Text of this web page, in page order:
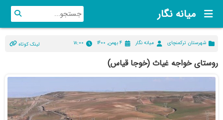
میانه نگار
شهرستان ترکمنچای میانه نگار ۴ بهمن, ۱۴۰۰ ۱۸:۰۰ لینک کوتاه
روستای خواجه غیاث (خوجا قیاس)